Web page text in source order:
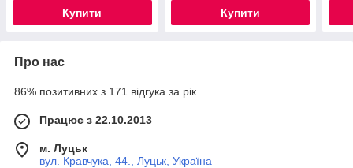
Купити Купити
Про нас
86% позитивних з 171 відгука за рік
Працює з 22.10.2013
м. Луцьк
вул. Кравчука, 44., Луцьк, Україна